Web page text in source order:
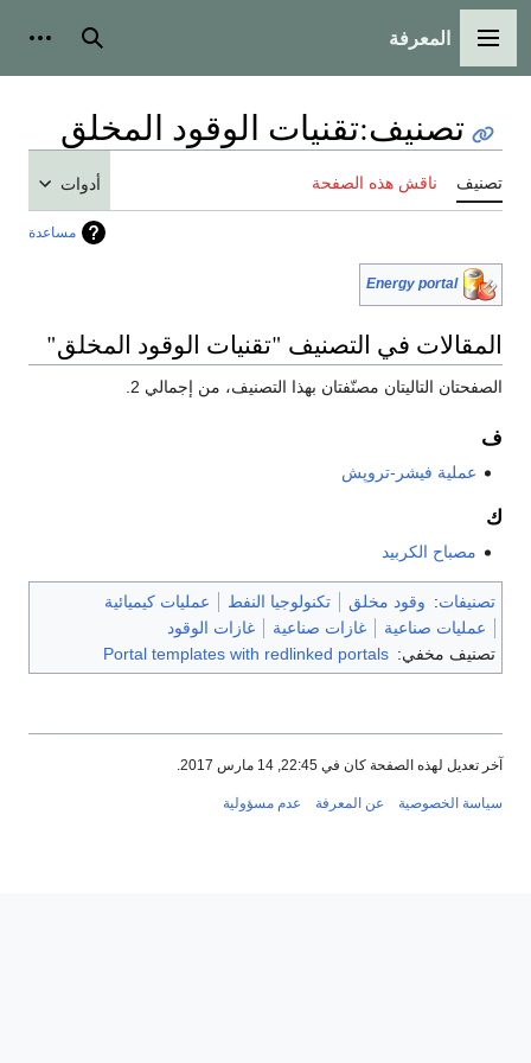
القائمة الرئيسية
المعرفة بحث
تصنيف:تقنيات الوقود المخلق
تصنيف ناقش هذه الصفحة أدوات
مساعدة
Energy portal
المقالات في التصنيف "تقنيات الوقود المخلق"
الصفحتان التاليتان مصنّفتان بهذا التصنيف، من إجمالي 2.
ف
عملية فيشر-تروپش
ك
مصباح الكربيد
تصنيفات: وقود مخلق تكنولوجيا النفط
عمليات كيميائية
عمليات صناعية
غازات صناعية
غازات الوقود
تصنيف مخفي: Portal templates with redlinked portals
آخر تعديل لهذه الصفحة كان في 22:45, 14 مارس 2017.
سياسة الخصوصية عن المعرفة عدم مسؤولية